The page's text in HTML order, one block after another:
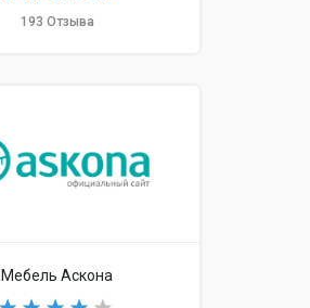
193 Отзыва
Мебель Аскона